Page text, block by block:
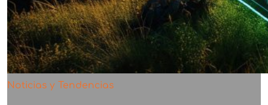
Noticias y Tendencias